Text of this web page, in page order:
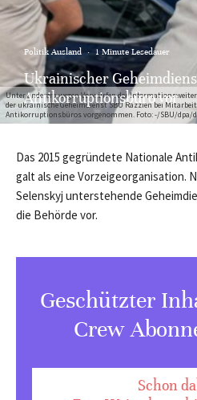
Unter anderem wegen Vorwürfen der
der ukrainische Geheimdienst SBU Razzien bei
Antikorruptionsbüros vorgenommen. Foto: -/SBU/dpa/
Politik Ausland · 1 Minute Lesedauer
Ukrainischer
Antikorruptionsbüro vor
Das 2015 gegründete Nationale
galt als eine Vorzeigeorganisation.
Selenskyj unterstehende
die Behörde vor.
Geschützter
Crew
Schon